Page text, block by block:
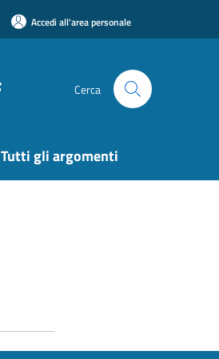
Accedi all'area personale
Cerca
Tutti gli argomenti